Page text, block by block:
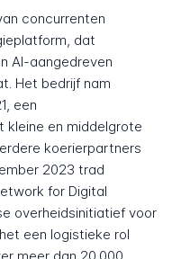
concurrenten
dat
AI-aangedreven
Het bedrijf nam
een
en middelgrote
koerierpartners
2023 trad
for Digital
overheidsinitiatief voor
een logistieke rol